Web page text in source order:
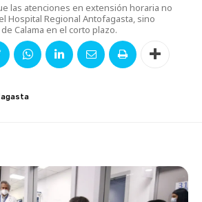
las atenciones en extensión horaria no
Hospital Regional Antofagasta, sino
Calama en el corto plazo.